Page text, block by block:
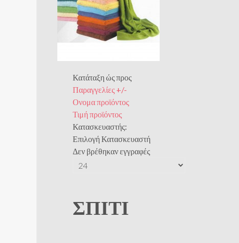
Κατάταξη ώς προς
Παραγγελίες +/-
Ονομα προϊόντος
Τιμή προϊόντος
Κατασκευαστής:
Επιλογή Κατασκευαστή
Δεν βρέθηκαν εγγραφές
ΣΠΊΤΙ